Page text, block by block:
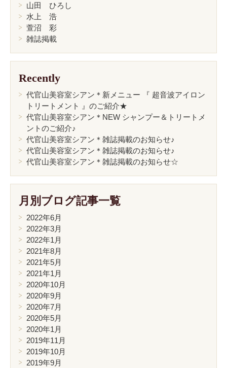
山田 ひろし
水上 浩
萱沼 彩
雑誌掲載
Recently
代官山美容室シアン＊新メニュー 『 超音波アイロン
トリートメント 』のご紹介★
代官山美容室シアン＊NEW シャンプー＆トリートメ
ントのご紹介♪
代官山美容室シアン＊雑誌掲載のお知らせ♪
代官山美容室シアン＊雑誌掲載のお知らせ♪
代官山美容室シアン＊雑誌掲載のお知らせ☆
月別ブログ記事一覧
2022年6月
2022年3月
2022年1月
2021年8月
2021年5月
2021年1月
2020年10月
2020年9月
2020年7月
2020年5月
2020年1月
2019年11月
2019年10月
2019年9月